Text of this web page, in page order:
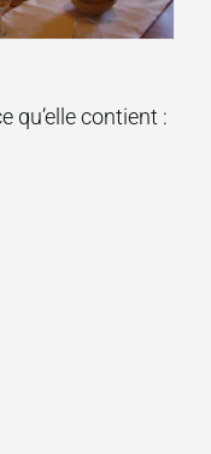
qu’elle contient :